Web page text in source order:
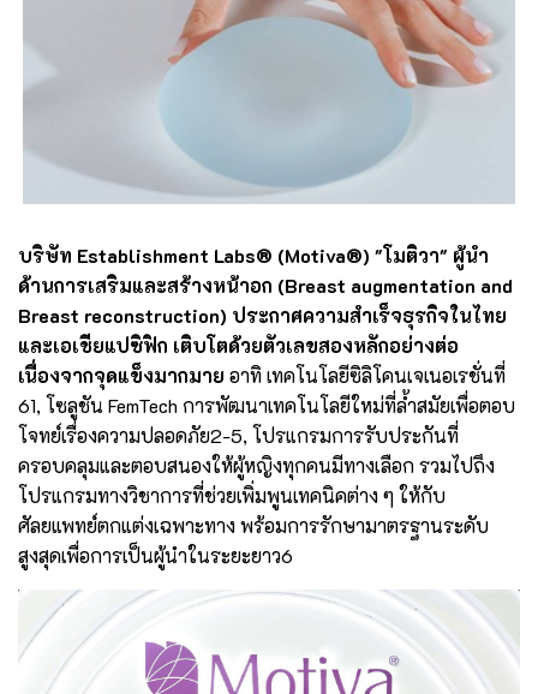
บริษัท Establishment Labs® (Motiva®) "โมติวา" ผู้นำ
ด้านการเสริมและสร้างหน้าอก (Breast augmentation and
Breast reconstruction) ประกาศความสำเร็จธุรกิจในไทย
และเอเชียแปซิฟิก เติบโตด้วยตัวเลขสองหลักอย่างต่อ
เนื่องจากจุดแข็งมากมาย อาทิ เทคโนโลยีซิลิโคนเจเนอเรชั่นที่
61, โซลูชัน FemTech การพัฒนาเทคโนโลยีใหม่ที่ล้ำสมัยเพื่อตอบ
โจทย์เรื่องความปลอดภัย2-5, โปรแกรมการรับประกันที่
ครอบคลุมและตอบสนองให้ผู้หญิงทุกคนมีทางเลือก รวมไปถึง
โปรแกรมทางวิชาการที่ช่วยเพิ่มพูนเทคนิคต่าง ๆ ให้กับ
ศัลยแพทย์ตกแต่งเฉพาะทาง พร้อมการรักษามาตรฐานระดับ
สูงสุดเพื่อการเป็นผู้นำในระยะยาว6